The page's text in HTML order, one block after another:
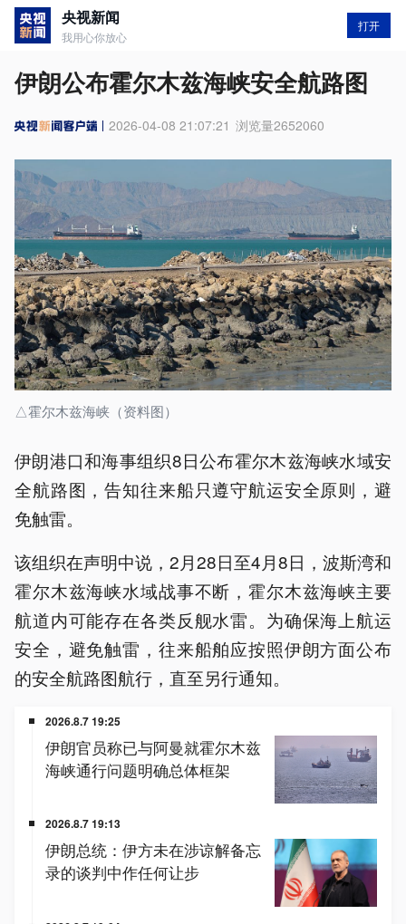
央视新闻
我用心你放心
打开
伊朗公布霍尔木兹海峡安全航路图
2026-04-08 21:07:21 浏览量2652060
△霍尔木兹海峡（资料图）
伊朗港口和海事组织8日公布霍尔木兹海峡水域安
全航路图，告知往来船只遵守航运安全原则，避
免触雷。
该组织在声明中说，2月28日至4月8日，波斯湾和
霍尔木兹海峡水域战事不断，霍尔木兹海峡主要
航道内可能存在各类反舰水雷。为确保海上航运
安全，避免触雷，往来船舶应按照伊朗方面公布
的安全航路图航行，直至另行通知。